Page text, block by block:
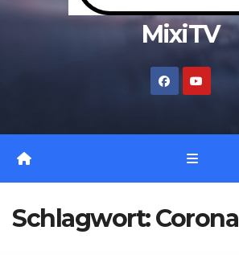
MixiTV
Schlagwort:Corona